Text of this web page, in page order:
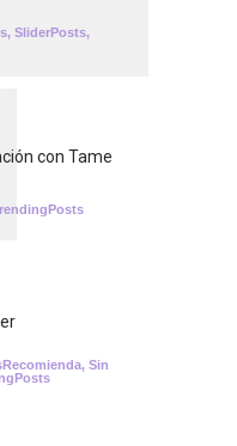
, SliderPosts,
con Tame
, Sin